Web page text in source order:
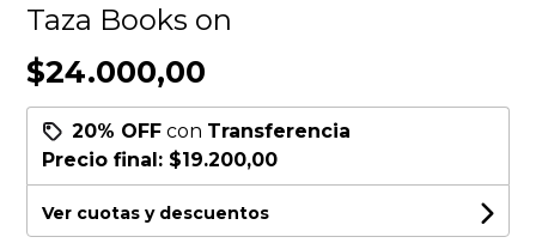
Taza Books on
$24.000,00
20% OFF con Transferencia
Precio final: $19.200,00
Ver cuotas y descuentos